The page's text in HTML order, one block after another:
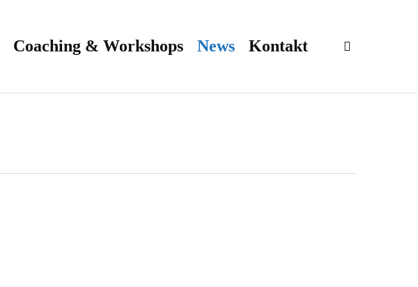
Coaching & Workshops News Kontakt